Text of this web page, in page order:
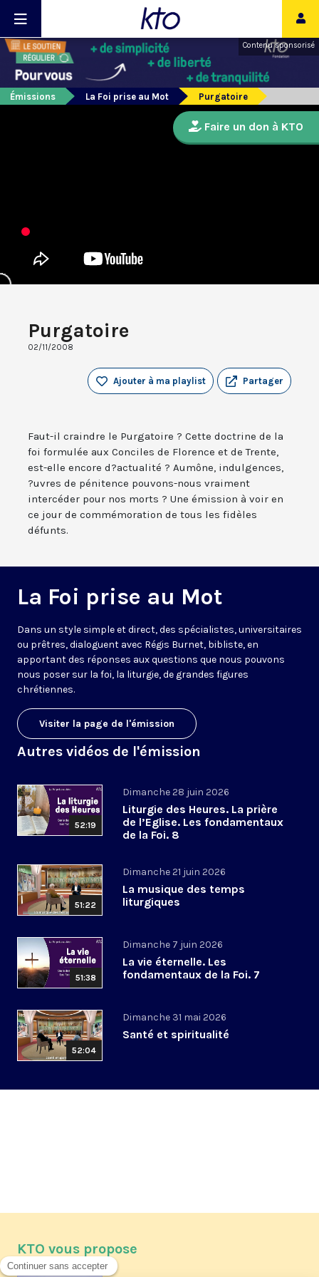
Contenu sponsorisé
Émissions La Foi prise au Mot Purgatoire
Purgatoire
02/11/2008
Partager
Ajouter à ma playlist
Faut-il craindre le Purgatoire ? Cette doctrine de la
foi formulée aux Conciles de Florence et de Trente,
est-elle encore d?actualité ? Aumône, indulgences,
?uvres de pénitence pouvons-nous vraiment
intercéder pour nos morts ? Une émission à voir en
ce jour de commémoration de tous les fidèles
défunts.
La Foi prise au Mot
Dans un style simple et direct, des spécialistes, universitaires
ou prêtres, dialoguent avec Régis Burnet, bibliste, en
apportant des réponses aux questions que nous pouvons
nous poser sur la foi, la liturgie, de grandes figures
chrétiennes.
Visiter la page de l'émission
Autres vidéos de l'émission
52:19
Dimanche 28 juin 2026
Liturgie des Heures. La prière
de l’Eglise. Les fondamentaux
de la Foi. 8
51:22
Dimanche 21 juin 2026
La musique des temps
liturgiques
51:38
Dimanche 7 juin 2026
La vie éternelle. Les
fondamentaux de la Foi. 7
52:04
Dimanche 31 mai 2026
Santé et spiritualité
Faire un don à KTO
KTO vous propose